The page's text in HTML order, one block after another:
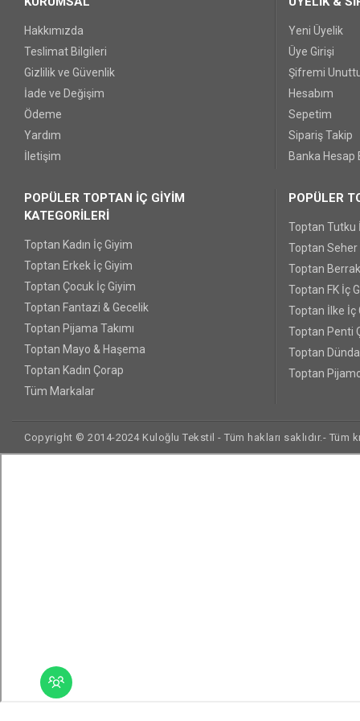
Hakkımızda
Teslimat Bilgileri
Gizlilik ve Güvenlik
İade ve Değişim
Ödeme
Yardım
İletişim
Yeni Üyelik
Üye Girişi
Şifremi
Hesabım
Sepetim
Sipariş Takip
Banka Hesap
POPÜLER TOPTAN İÇ GİYİM
KATEGORİLERİ
Toptan Kadın İç Giyim
Toptan Erkek İç Giyim
Toptan Çocuk İç Giyim
Toptan Fantazi & Gecelik
Toptan Pijama Takımı
Toptan Mayo & Haşema
Toptan Kadın Çorap
Tüm Markalar
POPÜLER
Toptan Tutku
Toptan Seher
Toptan
Toptan FK İç
Toptan İlke İç
Toptan Penti
Toptan
Toptan
Copyright © 2014-2024 Kuloğlu Tekstil - Tüm hakları saklıdır.-